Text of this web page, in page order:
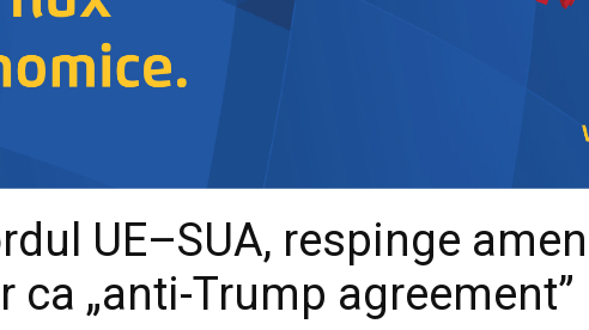
UE–SUA, respinge
„anti-Trump agreement”